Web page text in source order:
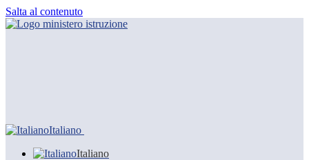
Salta al contenuto
Italiano
Italiano